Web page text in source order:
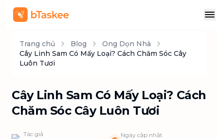
Trang chủ Blog
Ong Dọn Nhà
Cây Linh Sam Có Mấy Loại? Cách Chăm Sóc Cây
Luôn Tươi
Cây Linh Sam Có Mấy Loại? Cách
Chăm Sóc Cây Luôn Tươi
Tác giả Ngày cập nhật